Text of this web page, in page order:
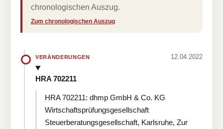
chronologischen Auszug.
Zum chronologischen Auszug
VERÄNDERUNGEN 12.04.2022
HRA 702211
HRA 702211: dhmp GmbH & Co. KG
Wirtschaftsprüfungsgesellschaft
Steuerberatungsgesellschaft, Karlsruhe, Zur